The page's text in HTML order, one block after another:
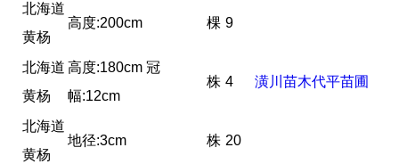
北海道
黄杨
高度:200cm 棵 9
北海道
黄杨
高度:180cm 冠
幅:12cm
株 4 潢川苗木代平苗圃
北海道
黄杨
地径:3cm 株 20